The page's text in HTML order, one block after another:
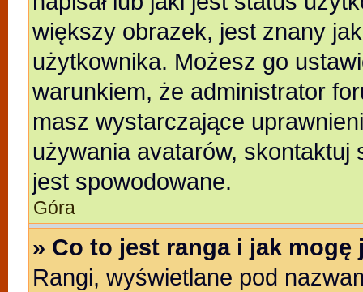
większy obrazek, jest znany
użytkownika. Możesz go
warunkiem, że administrator
masz wystarczające
używania avatarów,
jest spowodowane.
Góra
» Co to jest ranga i jak mogę
Rangi, wyświetlane pod